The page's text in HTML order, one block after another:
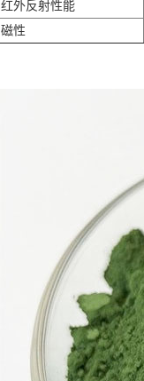
红外反射性能
磁性